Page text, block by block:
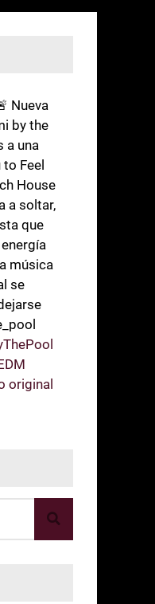
Nueva
by the
a una
to Feel
House
a soltar,
que
música
se
original